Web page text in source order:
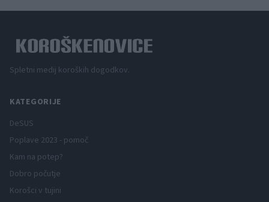
Spletni medij koroških dogodkov.
KATEGORIJE
DeSUS
Poplave 2023 - pomoč
Kam na potep?
Dobro počutje
Korošci v tujini